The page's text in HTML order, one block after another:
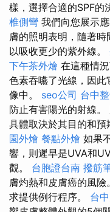
樣，選擇合適的SPF的
椎側彎 我們向您展示
膚的照明表明，隨著
以吸收更少的紫外線。
下午茶外燴 在這種情
色素吞嚥了光線，因
像中。 seo公司 台中
防止有害陽光的射線。
具體取決於其目的和預
園外燴 餐點外燴 如果
響，則遲早是UVA和
觀。 台胞證台南 撥筋
膚灼熱和皮膚癌的風
求提供例行程序。 台